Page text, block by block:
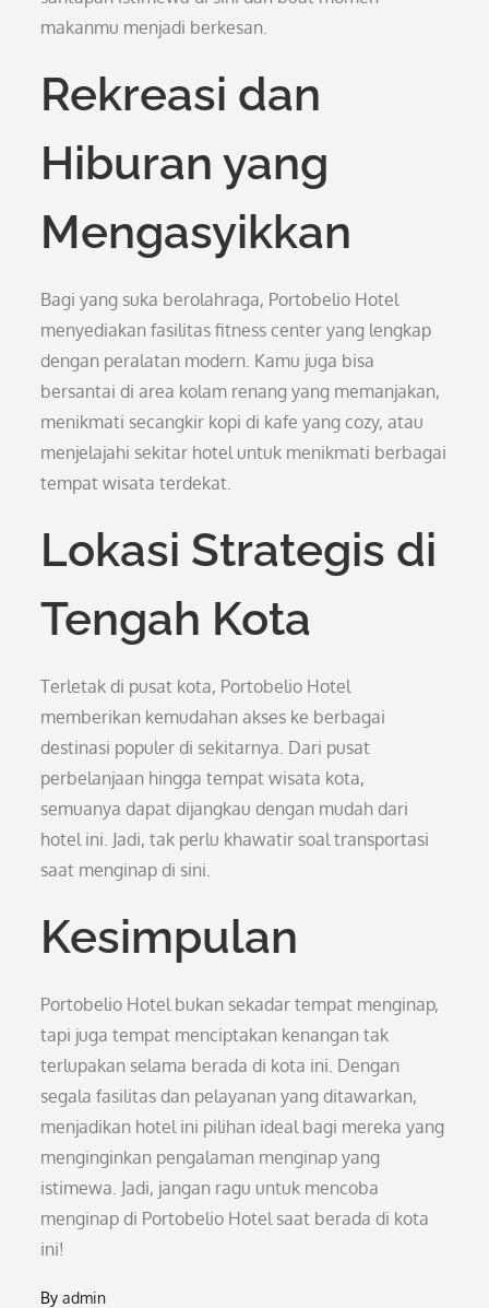
makanmu menjadi berkesan.
Rekreasi dan
Hiburan yang
Mengasyikkan
Bagi yang suka berolahraga, Portobelio Hotel
menyediakan fasilitas fitness center yang lengkap
dengan peralatan modern. Kamu juga bisa
bersantai di area kolam renang yang memanjakan,
menikmati secangkir kopi di kafe yang cozy, atau
menjelajahi sekitar hotel untuk menikmati berbagai
tempat wisata terdekat.
Lokasi Strategis di
Tengah Kota
Terletak di pusat kota, Portobelio Hotel
memberikan kemudahan akses ke berbagai
destinasi populer di sekitarnya. Dari pusat
perbelanjaan hingga tempat wisata kota,
semuanya dapat dijangkau dengan mudah dari
hotel ini. Jadi, tak perlu khawatir soal transportasi
saat menginap di sini.
Kesimpulan
Portobelio Hotel bukan sekadar tempat menginap,
tapi juga tempat menciptakan kenangan tak
terlupakan selama berada di kota ini. Dengan
segala fasilitas dan pelayanan yang ditawarkan,
menjadikan hotel ini pilihan ideal bagi mereka yang
menginginkan pengalaman menginap yang
istimewa. Jadi, jangan ragu untuk mencoba
menginap di Portobelio Hotel saat berada di kota
ini!
Byadmin